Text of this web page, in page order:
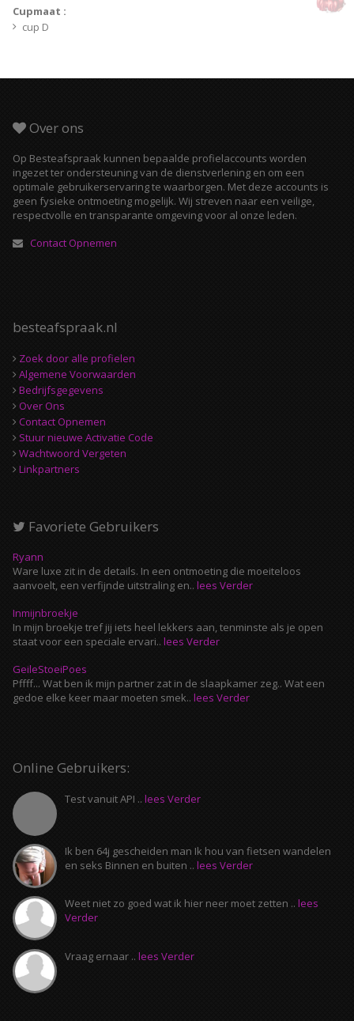
Cupmaat :
cup D
Over ons
Op Besteafspraak kunnen bepaalde profielaccounts worden
ingezet ter ondersteuning van de dienstverlening en om een
optimale gebruikerservaring te waarborgen. Met deze accounts is
geen fysieke ontmoeting mogelijk. Wij streven naar een veilige,
respectvolle en transparante omgeving voor al onze leden.
Contact Opnemen
besteafspraak.nl
Zoek door alle profielen
Algemene Voorwaarden
Bedrijfsgegevens
Over Ons
Contact Opnemen
Stuur nieuwe Activatie Code
Wachtwoord Vergeten
Linkpartners
Favoriete Gebruikers
Ryann
Ware luxe zit in de details. In een ontmoeting die moeiteloos
aanvoelt, een verfijnde uitstraling en.. lees Verder
Inmijnbroekje
In mijn broekje tref jij iets heel lekkers aan, tenminste als je open
staat voor een speciale ervari.. lees Verder
GeileStoeiPoes
Pffff... Wat ben ik mijn partner zat in de slaapkamer zeg.. Wat een
gedoe elke keer maar moeten smek.. lees Verder
Online Gebruikers:
Test vanuit API .. lees Verder
Ik ben 64j gescheiden man Ik hou van fietsen wandelen
en seks Binnen en buiten .. lees Verder
Weet niet zo goed wat ik hier neer moet zetten .. lees
Verder
Vraag ernaar .. lees Verder